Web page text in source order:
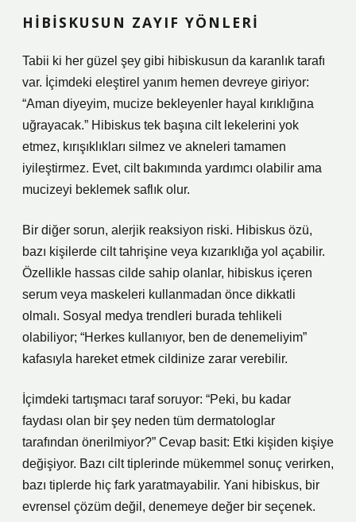
HIBISKUSUN ZAYIF YÖNLERI
Tabii ki her güzel şey gibi hibiskusun da karanlık tarafı
var. İçimdeki eleştirel yanım hemen devreye giriyor:
“Aman diyeyim, mucize bekleyenler hayal kırıklığına
uğrayacak.” Hibiskus tek başına cilt lekelerini yok
etmez, kırışıklıkları silmez ve akneleri tamamen
iyileştirmez. Evet, cilt bakımında yardımcı olabilir ama
mucizeyi beklemek saflık olur.
Bir diğer sorun, alerjik reaksiyon riski. Hibiskus özü,
bazı kişilerde cilt tahrişine veya kızarıklığa yol açabilir.
Özellikle hassas cilde sahip olanlar, hibiskus içeren
serum veya maskeleri kullanmadan önce dikkatli
olmalı. Sosyal medya trendleri burada tehlikeli
olabiliyor; “Herkes kullanıyor, ben de denemeliyim”
kafasıyla hareket etmek cildinize zarar verebilir.
İçimdeki tartışmacı taraf soruyor: “Peki, bu kadar
faydası olan bir şey neden tüm dermatologlar
tarafından önerilmiyor?” Cevap basit: Etki kişiden kişiye
değişiyor. Bazı cilt tiplerinde mükemmel sonuç verirken,
bazı tiplerde hiç fark yaratmayabilir. Yani hibiskus, bir
evrensel çözüm değil, denemeye değer bir seçenek.